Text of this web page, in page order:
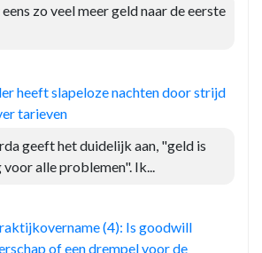
zo veel meer geld naar de eerste
heeft slapeloze nachten door strijd
tarieven
geeft het duidelijk aan, "geld is
alle problemen". Ik...
(4): Is goodwill
of een drempel voor de